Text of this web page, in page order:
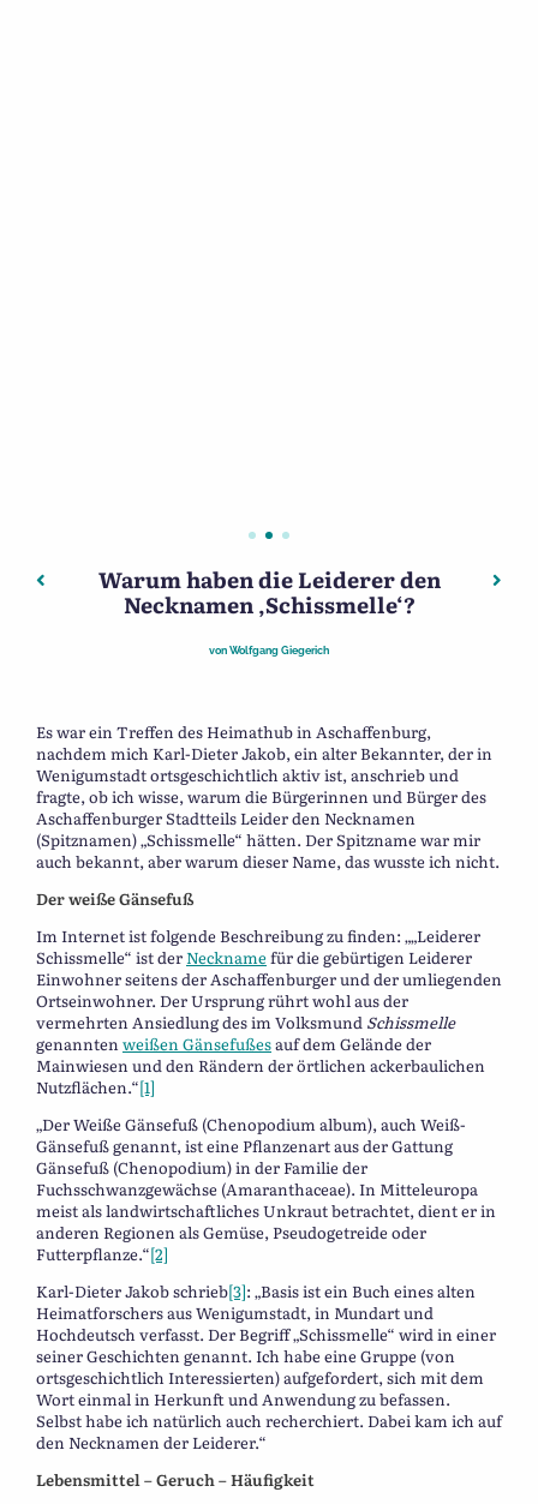
Beitragsnavigation
Vorheriger: Weltkrieg-1-Denkmal im Friedhof
Warum haben die Leiderer den
Necknamen ‚Schissmelle‘?
von Wolfgang Giegerich
Es war ein Treffen des Heimathub in Aschaffenburg,
nachdem mich Karl-Dieter Jakob, ein alter Bekannter, der in
Wenigumstadt ortsgeschichtlich aktiv ist, anschrieb und
fragte, ob ich wisse, warum die Bürgerinnen und Bürger des
Aschaffenburger Stadtteils Leider den Necknamen
(Spitznamen) „Schissmelle“ hätten. Der Spitzname war mir
auch bekannt, aber warum dieser Name, das wusste ich nicht.
Der weiße Gänsefuß
Im Internet ist folgende Beschreibung zu finden: „„Leiderer
Schissmelle“ ist derNecknamefür die gebürtigen Leiderer
Einwohner seitens der Aschaffenburger und der umliegenden
Ortseinwohner. Der Ursprung rührt wohl aus der
vermehrten Ansiedlung des im Volksmund Schissmelle
genanntenweißen Gänsefußesauf dem Gelände der
Mainwiesen und den Rändern der örtlichen ackerbaulichen
Nutzflächen.“[1]
„Der Weiße Gänsefuß (Chenopodium album), auch Weiß-
Gänsefuß genannt, ist eine Pflanzenart aus der Gattung
Gänsefuß (Chenopodium) in der Familie der
Fuchsschwanzgewächse (Amaranthaceae). In Mitteleuropa
meist als landwirtschaftliches Unkraut betrachtet, dient er in
anderen Regionen als Gemüse, Pseudogetreide oder
Futterpflanze.“[2]
Karl-Dieter Jakob schrieb[3]: „Basis ist ein Buch eines alten
Heimatforschers aus Wenigumstadt, in Mundart und
Hochdeutsch verfasst. Der Begriff „Schissmelle“ wird in einer
seiner Geschichten genannt. Ich habe eine Gruppe (von
ortsgeschichtlich Interessierten) aufgefordert, sich mit dem
Wort einmal in Herkunft und Anwendung zu befassen.
Selbst habe ich natürlich auch recherchiert. Dabei kam ich auf
den Necknamen der Leiderer.“
Lebensmittel – Geruch – Häufigkeit